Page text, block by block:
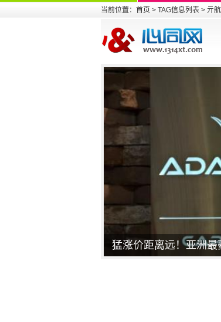
当前位置： 首页 > TAG信息列表 > 亓航
猛涨价距离远！亚洲